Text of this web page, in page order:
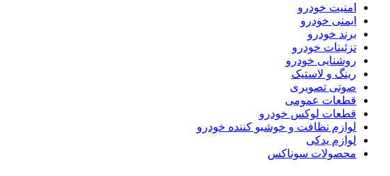
امنیت خودرو
ایمنی خودرو
برند خودرو
تزئینات خودرو
روشنایی خودرو
رینگ و لاستیک
صوتی تصویری
قطعات عمومی
قطعات لوکس خودرو
لوازم نظافت و خوشبو کننده خودرو
لوازم یدکی
محصولات سوناکس